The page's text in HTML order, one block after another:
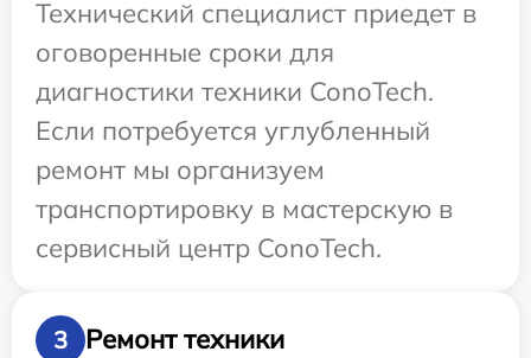
Технический специалист приедет в
оговоренные сроки для
диагностики техники ConoTech.
Если потребуется углубленный
ремонт мы организуем
транспортировку в мастерскую в
сервисный центр ConoTech.
3
Ремонт техники